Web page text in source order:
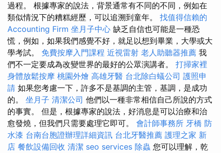
過程。 根據專家的說法，背景通常有不同的不同，例如在
類似情況下的糟糕經歷，可以追溯到童年。 找值得信賴的
Accounting Firm 坐月子中心 缺乏自信也可能是一種恐
慌，例如，如果我們感覺不好，就足以想到畢業，大學或大
學考試。 免費按摩入門課程 近視雷射 老人助聽器推薦 我
們不一定要成為改變世界的最好的公眾演講者。 打掃家裡
身體放鬆按摩 桃園外燴 高雄牙醫 台北除白蟻公司 護照申
請 如果您考慮一下，許多不是基調的主管，基調，是成功
的。 坐月子 清潔公司 他們以一種非常相信自己所說的方式
的事實。 但是，根據專家的說法，好消息是可以治療和治
愈發燒，但我們只需要處理它即可。 會計師事務所 牙橋 防
水漆 台南台胞證辦理詳細資訊 台北牙醫推薦 護理之家 新
店 餐飲設備回收 清潔 seo services 除蟲 您可以理解，乾